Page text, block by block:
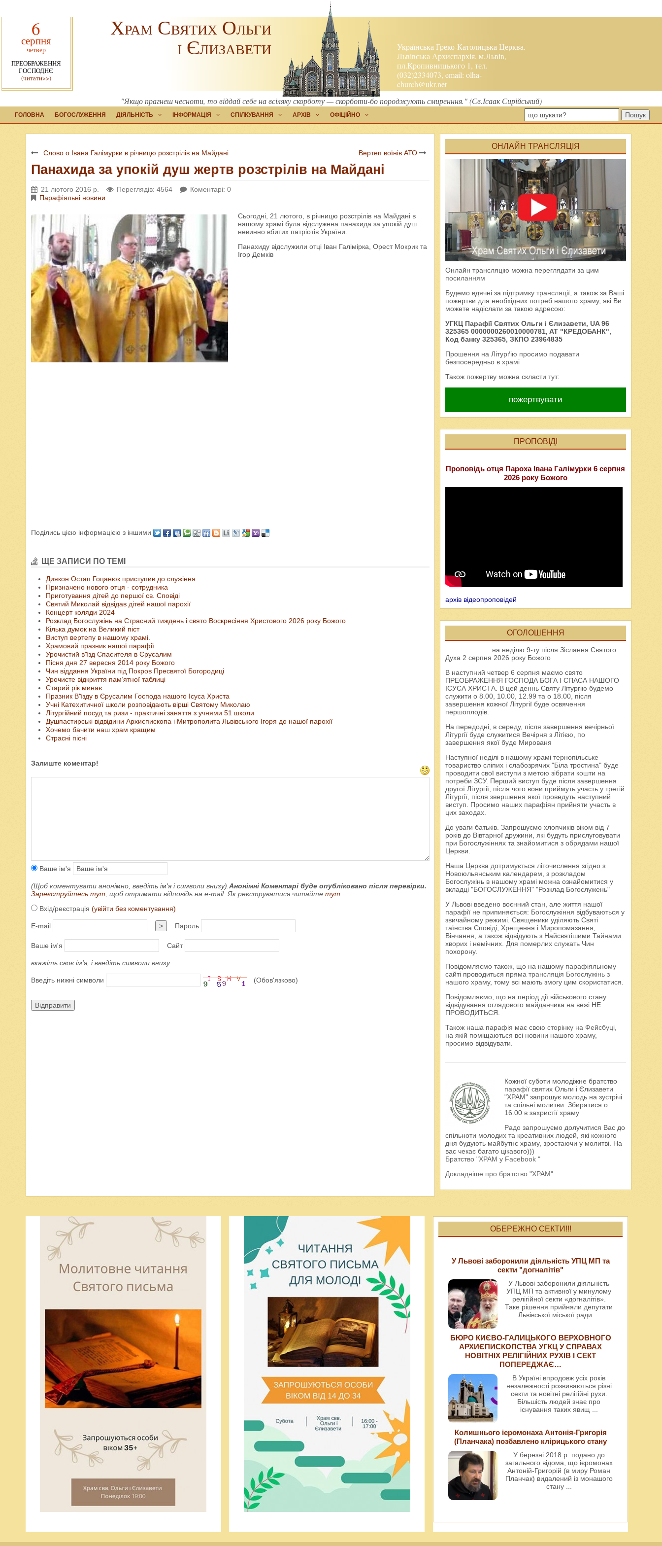
6
серпня
четвер
ПРЕОБРАЖЕННЯ
ГОСПОДНЄ
(читати>>)
Українська Греко-Католицька Церква.
Львівська Архиєпархія, м.Львів,
пл.Кропивницького 1, тел.
(032)2334073, email:olha-
church@ukr.net
Храм Святих Ольги
і Єлизавети
"Якщо прагнеш чесноти, то віддай себе на всіляку скорботу — скорботи-бо породжують смиренння." (Св.Ісаак Сирійський)
ГОЛОВНА БОГОСЛУЖЕННЯ ДІЯЛЬНІСТЬ ІНФОРМАЦІЯ СПІЛКУВАННЯ АРХІВ ОФІЦІЙНО Пошук
Слово о.Івана Галімурки в річницю розстрілів на Майдані Вертеп воїнів АТО
Панахида за упокій душ жертв розстрілів на Майдані
21 лютого 2016 р. Переглядів: 4564
Коментарі: 0
Парафіяльні новини
Сьогодні, 21 лютого, в річницю розстрілів на Майдані в
нашому храмі була відслужена панахида за упокій душ
невинно вбитих патріотів України.
Панахиду відслужили отці Іван Галімірка, Орест Мокрик та
Ігор Демків
Поділись цією інформацією з іншими
ЩЕ ЗАПИСИ ПО ТЕМІ
Диякон Остап Гоцанюк приступив до служіння
Призначено нового отця - сотрудника
Приготування дітей до першої св. Сповіді
Святий Миколай відвідав дітей нашої парохії
Концерт коляди 2024
Розклад Богослужінь на Страсний тиждень і свято Воскресіння Христового 2026 року Божого
Кілька думок на Великий піст
Виступ вертепу в нашому храмі.
Храмовий празник нашої парафії
Урочистий в'їзд Спасителя в Єрусалим
Пісня дня 27 вересня 2014 року Божого
Чин віддання України під Покров Пресвятої Богородиці
Урочисте відкриття пам’ятної таблиці
Старий рік минає
Празник В'їзду в Єрусалим Господа нашого Ісуса Христа
Учні Катехитичної школи розповідають вірші Святому Миколаю
Літургійний посуд та ризи - практичні заняття з учнями 51 школи
Душпастирські відвідини Архиєпископа і Митрополита Львівського Ігоря до нашої парохії
Хочемо бачити наш храм кращим
Страсні пісні
Залиште коментар!
Ваше ім'я
(Щоб коментувати анонімно, введіть ім'я і символи внизу).Анонімні Коментарі буде опубліковано після перевірки.
Зареєструйтесь тут, щоб отримати відповідь на e-mail. Як реєструватися читайте тут
Вхід/реєстрація (увійти без коментування)
E-mail > Пароль
Ваше ім'я Сайт
вкажіть своє ім'я, і введіть символи внизу
Введіть нижні символи (Обов'язково)
Відправити
ОНЛАЙН ТРАНСЛЯЦІЯ
Онлайн трансляцію можна переглядати за цим
посиланням
Будемо вдячні за підтримку трансляції, а також за Ваші
пожертви для необхідних потреб нашого храму, які Ви
можете надіслати за такою адресою:
УГКЦ Парафії Святих Ольги і Єлизавети, UA 96
325365 0000000260010000781, AT "КРЕДОБАНК",
Код банку 325365, ЗКПО 23964835
Прошення на Літурґію просимо подавати
безпосередньо в храмі
Також пожертву можна скласти тут:
пожертвувати
ПРОПОВІДІ
Проповідь отця Пароха Івана Галімурки 6 серпня
2026 року Божого
архів відеопроповідей
ОГОЛОШЕННЯ
на неділю 9-ту після Зіслання Святого
Духа 2 серпня 2026 року Божого
В наступний четвер 6 серпня маємо свято
ПРЕОБРАЖЕННЯ ГОСПОДА БОГА І СПАСА НАШОГО
ІСУСА ХРИСТА. В цей деннь Святу Літургію будемо
служити о 8.00, 10.00, 12.99 та о 18.00, після
завершення кожної Літургії буде освячення
першоплодів.
На передодні, в середу, після завершення вечірньої
Літургії буде служитися Вечірня з Літією, по
завершення якої буде Мированя
Наступної неділі в нашому храмі тернопільське
товариство сліпих і слабозрячих "Біла тростина" буде
проводити свої виступи з метою зібрати кошти на
потреби ЗСУ. Перший виступ буде після завершення
другої Літургії, після чого вони приймуть участь у третій
Літургії, після звершення якої проведуть наступний
виступ. Просимо наших парафіян прийняти участь в
цих заходах.
До уваги батьків. Запрошуємо хлопчиків віком від 7
років до Вівтарної дружини, які будуть прислуговувати
при Богослужіннях та знайомитися з обрядами нашої
Церкви.
Наша Церква дотримується літочислення згідно з
Новоюльянським календарем, з розкладом
Богослужінь в нашому храмі можна ознайомитися у
вкладці "БОГОСЛУЖЕННЯ" "Розклад Богослужень"
У Львові введено воєнний стан, але життя нашої
парафії не припиняється: Богослужіння відбуваються у
звичайному режимі. Священики уділяють Святі
таїнства Сповіді, Хрещення і Миропомазання,
Вінчання, а також відвідують з Найсвятішими Тайнами
хворих і немічних. Для померлих служать Чин
похорону.
Повідомляємо також, що на нашому парафіяльному
сайті проводиться пряма трансляція Богослужіньз
нашого храму, тому всі мають змогу цим скористатися.
Повідомляємо, що на період дії військового стану
відвідування оглядового майданчика на вежі НЕ
ПРОВОДИТЬСЯ.
Також наша парафія має свою сторінку на Фейсбуці,
на якій поміщаються всі новини нашого храму,
просимо відвідувати.
Кожної суботи молодіжне братство
парафії святих Ольги і Єлизавети
"ХРАМ" запрошує молодь на зустрічі
та спільні молитви. Збиратися о
16.00 в захристії храму
Радо запрошуємо долучитися Вас до
спільноти молодих та креативних людей, які кожного
дня будують майбутнє храму, зростаючи у молитві. На
вас чекає багато цікавого)))
Братство "ХРАМ у Facebook "
Докладніше про братство "ХРАМ"
ОБЕРЕЖНО СЕКТИ!!!
У Львові заборонили діяльність УПЦ МП та
секти "догналітів"
У Львові заборонили діяльність
УПЦ МП та активної у минулому
релігійної секти «догналітів».
Таке рішення прийняли депутати
Львівської міської ради
БЮРО КИЄВО-ГАЛИЦЬКОГО ВЕРХОВНОГО
АРХИЄПИСКОПСТВА УГКЦ У СПРАВАХ
НОВІТНІХ РЕЛІГІЙНИХ РУХІВ І СЕКТ
ПОПЕРЕДЖАЄ…
В Україні впродовж усіх років
незалежності розвиваються різні
секти та новітні релігійні рухи.
Більшість людей знає про
існування таких явищ
Колишнього ієромонаха Антонія-Григорія
(Планчака) позбавлено клірицького стану
У березні 2018 р. подано до
загального відома, що ієромонах
Антоній-Григорій (в миру Роман
Планчак) видалений із монашого
стану